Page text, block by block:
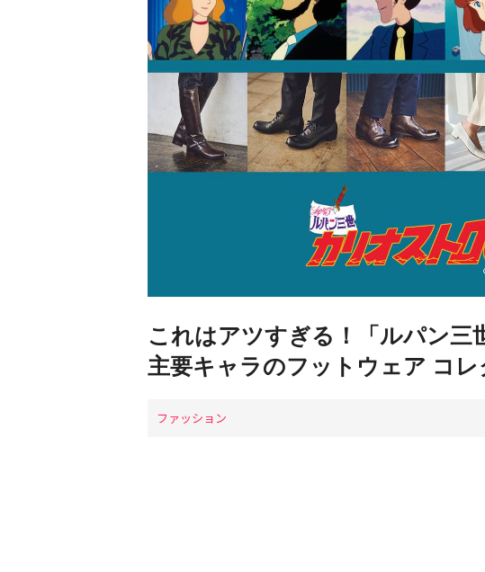
これはアツすぎる！「ルパン三
主要キャラのフットウェア コ
ファッション